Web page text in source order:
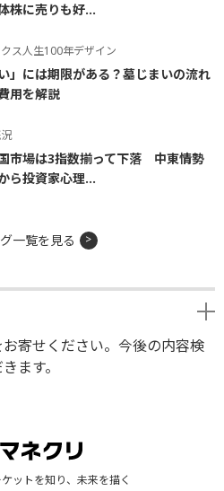
株に売りも好...
ス人生100年デザイン
い」には期限がある？墓じまいの流れ
用を解説
国市場は3指数揃って下落 中東情勢
ら投資家心理...
一覧を見る
寄せください。今後の内容検
ます。
ットを知り、未来を描く